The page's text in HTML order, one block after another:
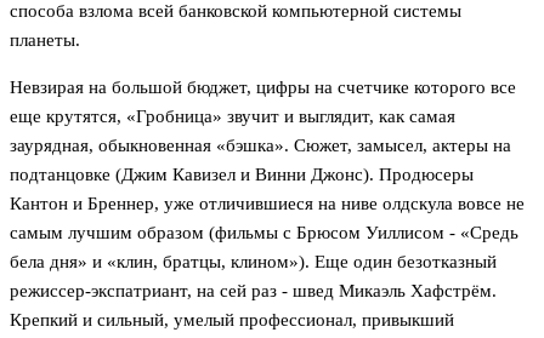
способа взлома всей банковской компьютерной системы
планеты.
Невзирая на большой бюджет, цифры на счетчике которого все
еще крутятся, «Гробница» звучит и выглядит, как самая
заурядная, обыкновенная «бэшка». Сюжет, замысел, актеры на
подтанцовке (Джим Кавизел и Винни Джонс). Продюсеры
Кантон и Бреннер, уже отличившиеся на ниве олдскула вовсе не
самым лучшим образом (фильмы с Брюсом Уиллисом - «Средь
бела дня» и «клин, братцы, клином»). Еще один безотказный
режиссер-экспатриант, на сей раз - швед Микаэль Хафстрём.
Крепкий и сильный, умелый профессионал, привыкший